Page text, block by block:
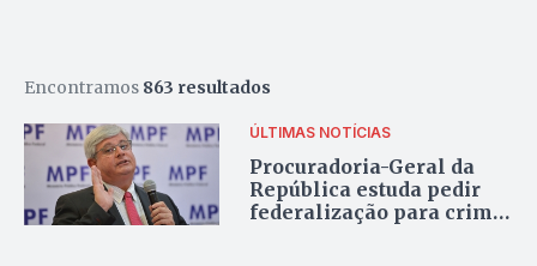
Encontramos 863 resultados
ÚLTIMAS NOTÍCIAS
Procuradoria-Geral da
República estuda pedir
federalização para crime